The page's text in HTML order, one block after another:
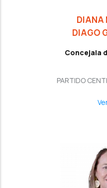
DIANA
DIAGO
Concejala
PARTIDO